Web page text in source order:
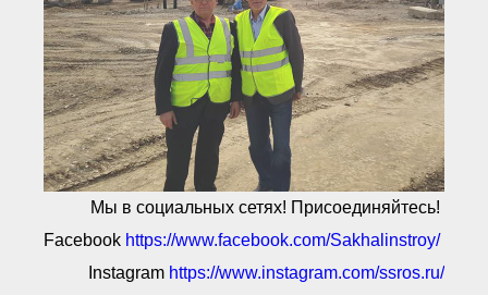
Мы в социальных сетях! Присоединяйтесь!
Facebook https://www.facebook.com/Sakhalinstroy/
Instagram https://www.instagram.com/ssros.ru/